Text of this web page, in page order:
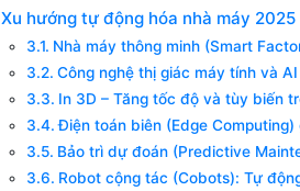
Xu hướng tự động hóa nhà máy 2025
Nhà máy thông minh (Smart
Công nghệ thị giác máy tính và
In 3D – Tăng tốc độ và tùy biến
Điện toán biên (Edge
Bảo trì dự đoán (Predictive
Robot cộng tác (Cobots): Tự